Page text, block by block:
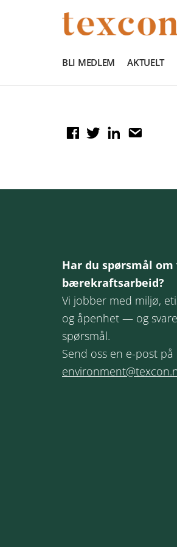
BLI MEDLEM AKTUELT
Har du spørsmål
bærekraftsarbeid?
Vi jobber med miljø,
og åpenhet — og
spørsmål.
Send oss en e-post på